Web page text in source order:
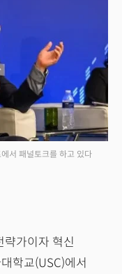
서 패널토크를 하고 있다
략가이자 혁신
학교(USC)에서